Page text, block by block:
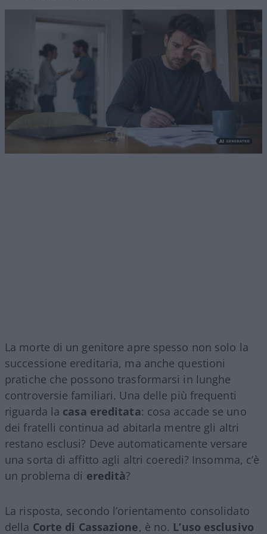
La morte di un genitore apre spesso non solo la
successione ereditaria, ma anche questioni
pratiche che possono trasformarsi in lunghe
controversie familiari. Una delle più frequenti
riguarda la casa ereditata: cosa accade se uno
dei fratelli continua ad abitarla mentre gli altri
restano esclusi? Deve automaticamente versare
una sorta di affitto agli altri coeredi? Insomma, c’è
un problema di eredità?
La risposta, secondo l’orientamento consolidato
della Corte di Cassazione, è no. L’uso esclusivo